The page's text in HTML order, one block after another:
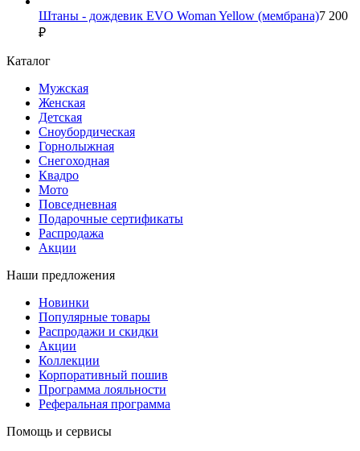
Штаны - дождевик EVO Woman Yellow (мембрана)7 200
₽
Каталог
Мужская
Женская
Детская
Сноубордическая
Горнолыжная
Снегоходная
Квадро
Мото
Повседневная
Подарочные сертификаты
Распродажа
Акции
Наши предложения
Новинки
Популярные товары
Распродажи и скидки
Акции
Коллекции
Корпоративный пошив
Программа лояльности
Реферальная программа
Помощь и сервисы